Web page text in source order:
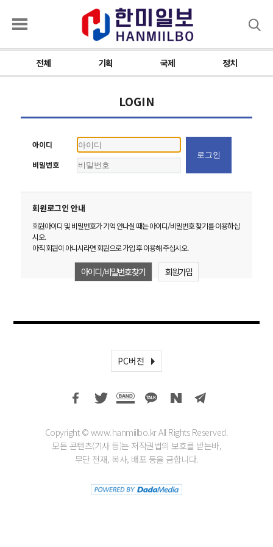
전체 기획 국제 정치
LOGIN
아이디
비밀번호
회원로그인 안내
회원아이디 및 비밀번호가 기억 안나실 때는 아이디/비밀번호 찾기를 이용하십
시오.
아직 회원이 아니시라면 회원으로 가입 후 이용해 주십시오.
아이디 / 비밀번호 찾기 회원가입
PC버전
Copyright © www.hanmiilbo.kr All Rights Reserved.
모든 콘텐츠(기사 등)는 저작권법의 보호를 받는바,
무단 전재, 복사, 배포 등을 금합니다.